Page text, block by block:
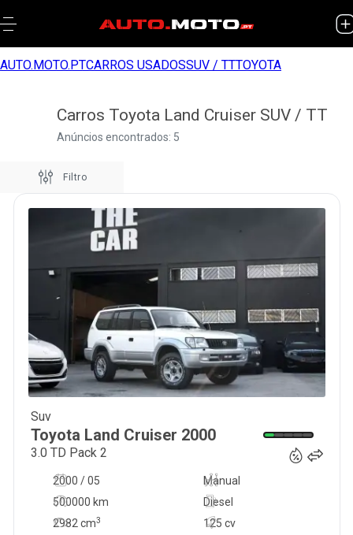
AUTO.MOTO.PTCARROS USADOSSUV / TTTOYOTA
Carros Toyota Land Cruiser SUV / TT
Anúncios encontrados: 5
Filtro
Suv
Toyota Land Cruiser 2000
3.0 TD Pack 2
2000 / 05
Manual
500000 km
125 cv
Diesel
2982 cm3